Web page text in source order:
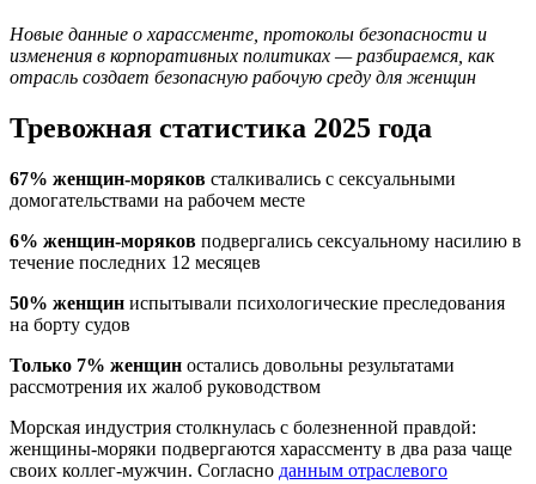
Новые данные о харассменте, протоколы безопасности и
изменения в корпоративных политиках — разбираемся, как
отрасль создает безопасную рабочую среду для женщин
Тревожная статистика 2025 года
67% женщин-моряков сталкивались с сексуальными
домогательствами на рабочем месте
6% женщин-моряков подвергались сексуальному насилию в
течение последних 12 месяцев
50% женщин испытывали психологические преследования
на борту судов
Только 7% женщин остались довольны результатами
рассмотрения их жалоб руководством
Морская индустрия столкнулась с болезненной правдой:
женщины-моряки подвергаются харассменту в два раза чаще
своих коллег-мужчин. Согласно данным отраслевого